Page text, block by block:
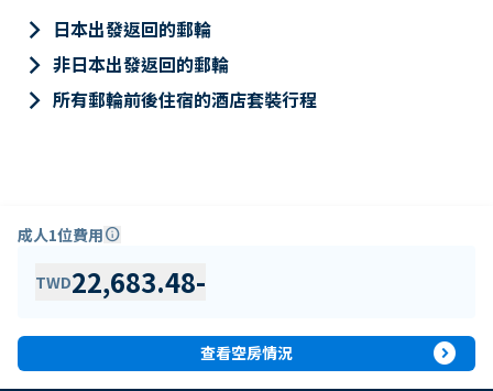
keyboard_arrow_right 日本出發返回的郵輪
keyboard_arrow_right 非日本出發返回的郵輪
keyboard_arrow_right 所有郵輪前後住宿的酒店套裝行程
成人1位費用info
TWD22,683.48-
查看空房情況 expand_circle_right